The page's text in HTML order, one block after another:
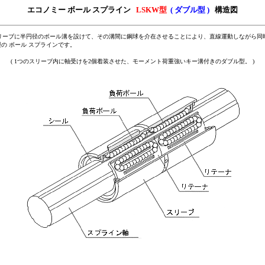
エコノミー ボール スプライン LSKW型 ( ダブル型 ) 構造図
ブに半円径のボール溝を設けて、その溝間に鋼球を介在させることにより、直線運動しながら同
ボール スプラインです。
( 1つのスリーブ内に軸受けを2個着装させた、モーメント荷重強いキー溝付きのダブル型。 )